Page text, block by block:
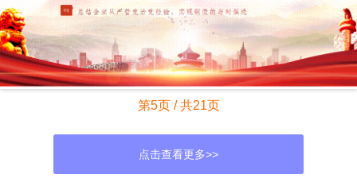
第5页 / 共21页
点击查看更多>>